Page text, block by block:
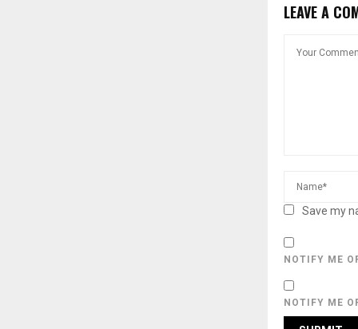
LEAVE A
Save my
NOTIFY ME
NOTIFY ME